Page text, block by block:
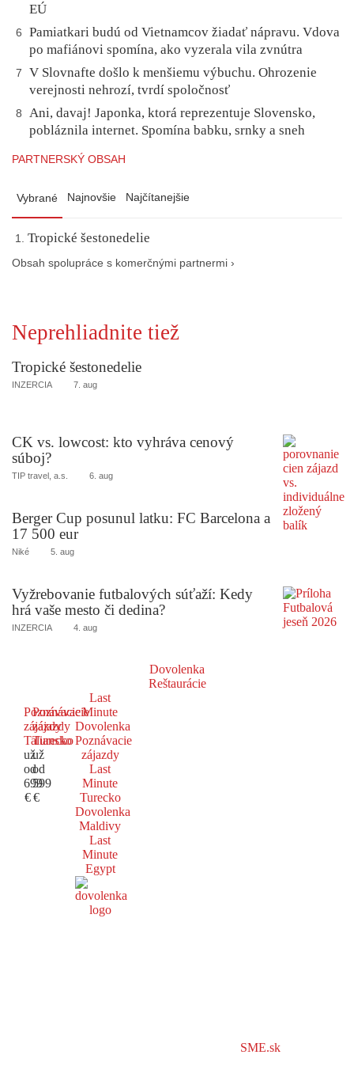
EÚ
6
Pamiatkari budú od Vietnamcov žiadať nápravu. Vdova
po mafiánovi spomína, ako vyzerala vila zvnútra
7
V Slovnafte došlo k menšiemu výbuchu. Ohrozenie
verejnosti nehrozí, tvrdí spoločnosť
8
Ani, davaj! Japonka, ktorá reprezentuje Slovensko,
pobláznila internet. Spomína babku, srnky a sneh
PARTNERSKÝ OBSAH
Vybrané Najnovšie Najčítanejšie
Tropické šestonedelie
Obsah spolupráce s komerčnými partnermi ›
Neprehliadnite tiež
Tropické šestonedelie
INZERCIA 7. aug
CK vs. lowcost: kto vyhráva cenový
súboj?
TIP travel, a.s. 6. aug
Berger Cup posunul latku: FC Barcelona a
17 500 eur
Niké 5. aug
Vyžrebovanie futbalových súťaží: Kedy
hrá vaše mesto či dedina?
INZERCIA 4. aug
Dovolenka
Reštaurácie
Poznávacie
zájazdy
Taliansko
už
od
699
€
Poznávacie
zájazdy
Turecko
už
od
599
€
Last
Minute
Dovolenka
Poznávacie
zájazdy
Last
Minute
Turecko
Dovolenka
Maldivy
Last
Minute
Egypt
SME.sk